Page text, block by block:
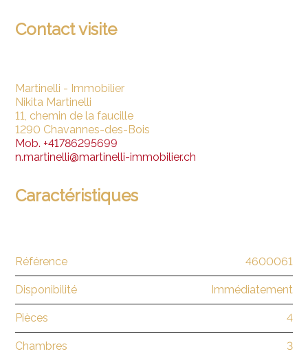
Contact visite
Martinelli - Immobilier
Nikita Martinelli
11, chemin de la faucille
1290 Chavannes-des-Bois
Mob.+41786295699
n.martinelli@martinelli-immobilier.ch
Caractéristiques
Référence 4600061
Disponibilité Immédiatement
Pièces 4
Chambres 3